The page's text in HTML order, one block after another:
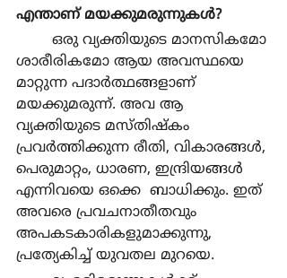
എന്താണ് മയക്കുമരുന്നുകള്‍?
ശാരീരികമോ ആയ അവസ്ഥയെ
മാറ്റുന്ന പദാര്‍ത്ഥങ്ങളാണ്
മയക്കുമരുന്ന്. അവ ആ
വ്യക്തിയുടെ മസ്തിഷ്കം
പ്രവര്‍ത്തിക്കുന്ന രീതി, വികാരങ്ങള്‍,
പെരുമാറ്റം, ധാരണ, ഇന്ദ്രിയങ്ങള്‍
എന്നിവയെ ഒക്കെ  ബാധിക്കും. ഇത്
അവരെ പ്രവചനാതീതവും
അപകടകാരികളുമാക്കുന്നു,
പ്രത്യേകിച്ച് യുവതല മുറയെ.